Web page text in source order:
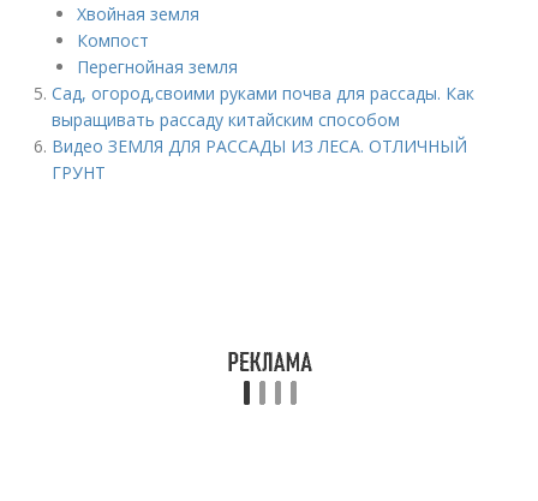
Хвойная земля
Компост
Перегнойная земля
Сад, огород,своими руками почва для рассады. Как
выращивать рассаду китайским способом
Видео ЗЕМЛЯ ДЛЯ РАССАДЫ ИЗ ЛЕСА. ОТЛИЧНЫЙ
ГРУНТ